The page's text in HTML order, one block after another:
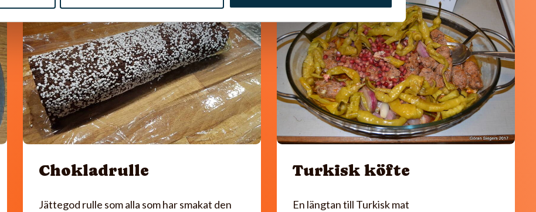
@snuttan66
Chokladrulle
Jättegod rulle som alla som har smakat den
@koppargrytan
Turkisk köfte
En längtan till Turkisk mat